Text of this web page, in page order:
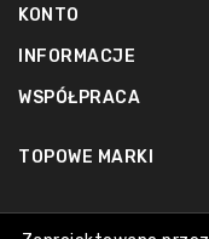
KONTO
INFORMACJE
WSPÓŁPRACA
TOPOWE MARKI